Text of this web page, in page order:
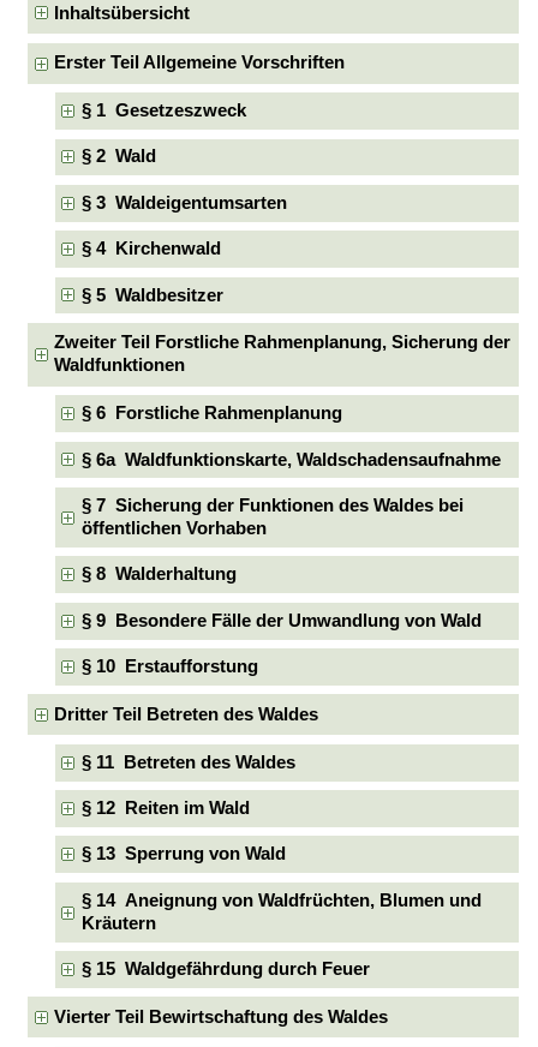
Inhaltsübersicht
Erster Teil Allgemeine Vorschriften
§ 1 Gesetzeszweck
§ 2 Wald
§ 3 Waldeigentumsarten
§ 4 Kirchenwald
§ 5 Waldbesitzer
Zweiter Teil Forstliche Rahmenplanung, Sicherung der
Waldfunktionen
§ 6 Forstliche Rahmenplanung
§ 6a Waldfunktionskarte, Waldschadensaufnahme
§ 7 Sicherung der Funktionen des Waldes bei
öffentlichen Vorhaben
§ 8 Walderhaltung
§ 9 Besondere Fälle der Umwandlung von Wald
§ 10 Erstaufforstung
Dritter Teil Betreten des Waldes
§ 11 Betreten des Waldes
§ 12 Reiten im Wald
§ 13 Sperrung von Wald
§ 14 Aneignung von Waldfrüchten, Blumen und
Kräutern
§ 15 Waldgefährdung durch Feuer
Vierter Teil Bewirtschaftung des Waldes